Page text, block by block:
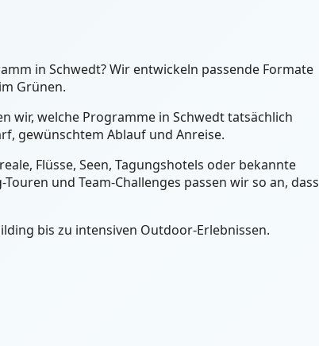
in Schwedt? Wir entwickeln passende Formate
Grünen.
wir, welche Programme in Schwedt tatsächlich
gewünschtem Ablauf und Anreise.
Flüsse, Seen, Tagungshotels oder bekannte
und Team-Challenges passen wir so an, dass
bis zu intensiven Outdoor-Erlebnissen.